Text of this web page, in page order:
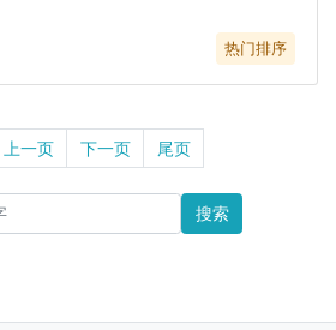
热门排序
上一页 下一页 尾页
搜索